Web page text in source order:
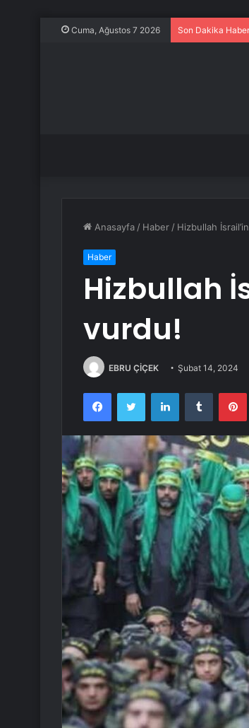
Cuma, Ağustos 7 2026 Son Dakika
Anasayfa / Haber / Hizbullah
Haber
Hizbullah
vurdu!
EBRU ÇİÇEK Şubat 14, 2024
FacebookTwitter LinkedInTumblr